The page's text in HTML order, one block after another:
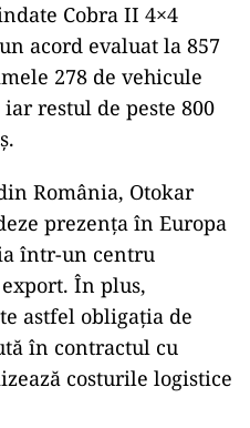
Cobra II 4×4
acord evaluat la 857
278 de vehicule
restul de peste 800
România, Otokar
prezența în Europa
într-un centru
În plus,
astfel obligația de
în contractul cu
costurile logistice